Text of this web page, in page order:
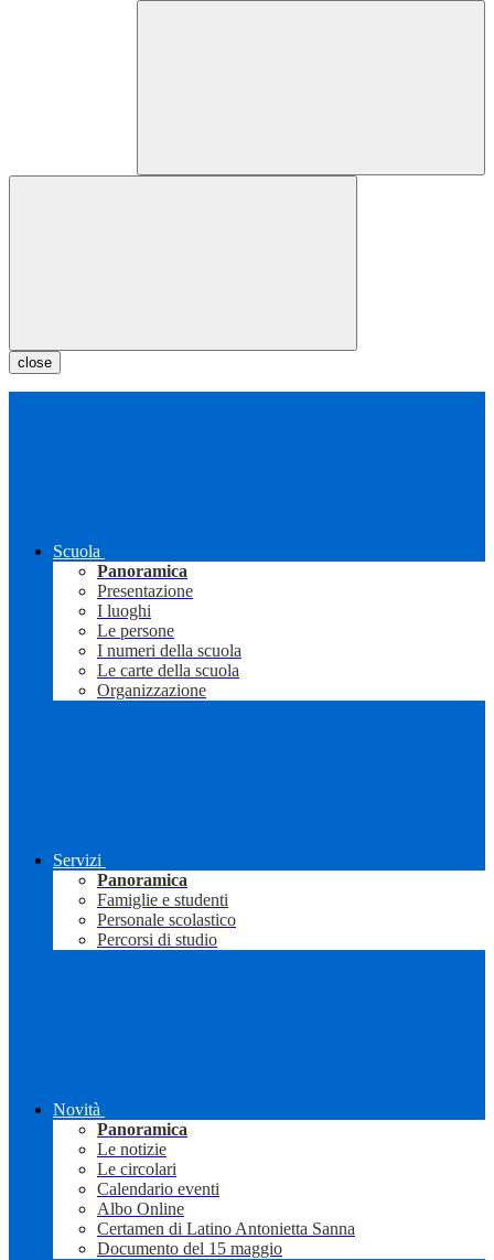
close
Scuola
Panoramica
Presentazione
I luoghi
Le persone
I numeri della scuola
Le carte della scuola
Organizzazione
Servizi
Panoramica
Famiglie e studenti
Personale scolastico
Percorsi di studio
Novità
Panoramica
Le notizie
Le circolari
Calendario eventi
Albo Online
Certamen di Latino Antonietta Sanna
Documento del 15 maggio